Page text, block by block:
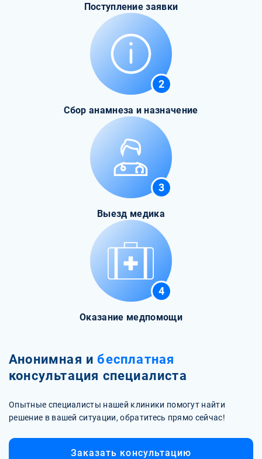
Поступление заявки
2
Сбор анамнеза и назначение
3
Выезд медика
4
Оказание медпомощи
Анонимная и бесплатная
консультация специалиста
Опытные специалисты нашей клиники помогут найти
решение в вашей ситуации, обратитесь прямо сейчас!
Заказать консультацию